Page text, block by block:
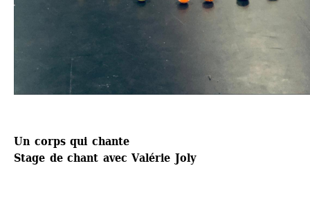
Un corps qui chante
Stage de chant avec Valérie Joly